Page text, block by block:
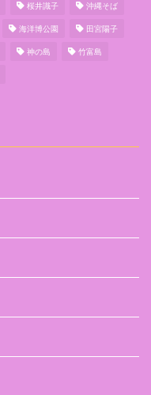
桜井識子 沖縄そば
海洋博公園 田宮陽子
神の島 竹富島